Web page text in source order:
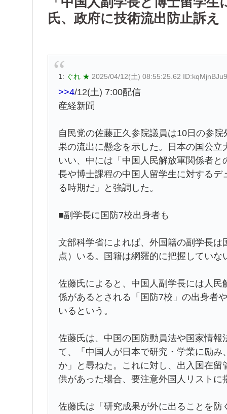
氏、政府に技術流出防止訴え
1: ぐれ ★ 2025/04/12(土) 08:55:25.62 ID:kqMjnBJu9
>>4/12(土) 7:00配信
産経新聞
自民党の佐藤正久参院議員は10日の参
果の流出に懸念を示した。日本の国公
いい、中には「中国人民解放軍関係者
長や博士課程の中国人留学生に対する
る時期だ」と強調した。
■副学長に国防7校出身者も
文部科学省によれば、外国籍の副学長
点）いる。国籍は網羅的に把握していな
佐藤氏によると、中国人副学長には人
係があるとされる「国防7校」の出身者
いるという。
佐藤氏は、中国の国防動員法や国家情
て、「中国人が日本で研究・学業に励
か」と尋ねた。これに対し、出入国在
供があった場合、要注意外国人リスト
佐藤氏は「研究成果が外に出ることを